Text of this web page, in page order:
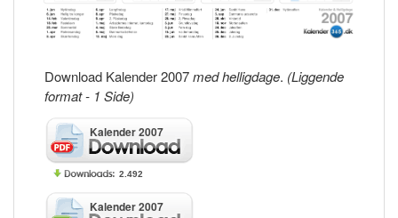
Download Kalender 2007med helligdage. (Liggende
format - 1 Side)
Kalender 2007
2.492
Kalender 2007